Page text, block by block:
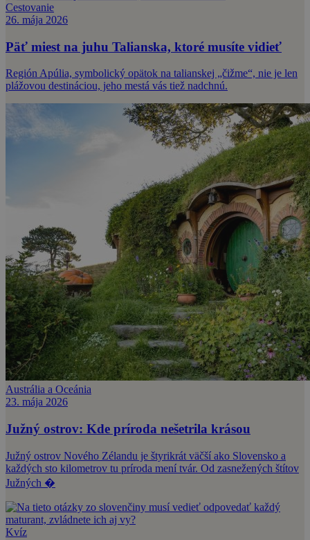
Cestovanie
26. mája 2026
Päť miest na juhu Talianska, ktoré musíte vidieť
Región Apúlia, symbolický opätok na talianskej „čižme“, nie je len
plážovou destináciou, jeho mestá vás tiež nadchnú.
Austrália a Oceánia
23. mája 2026
Južný ostrov: Kde príroda nešetrila krásou
Južný ostrov Nového Zélandu je štyrikrát väčší ako Slovensko a
každých sto kilometrov tu príroda mení tvár. Od zasnežených štítov
Južných �
Kvíz